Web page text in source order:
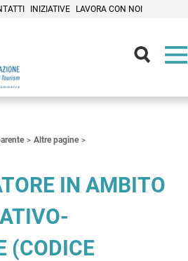
INIZIATIVE LAVORA CON NOI
Altre pagine
IN AMBITO
(CODICE